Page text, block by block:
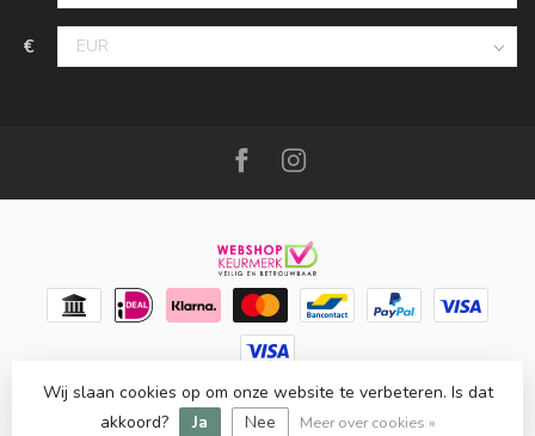
€
© Copyright 2026 Meubello®- Powered byLightspeed -
Lightspeed designby Dyvelopment
Wij slaan cookies op om onze website te verbeteren. Is dat
akkoord?
Ja Nee Meer over cookies »